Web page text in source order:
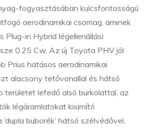
fogyasztásában kulcsfontosságú
aerodinamikai csomag, aminek
Plug-in Hybrid légellenállási
0,25 Cw. Az új Toyota PHV jól
Prius hatásos aerodinamikai
alacsony tetővonallal és hátsó
területet lefedő alsó burkolattal, az
légáramlatokat kisimító
buborék’ hátsó szélvédővel,